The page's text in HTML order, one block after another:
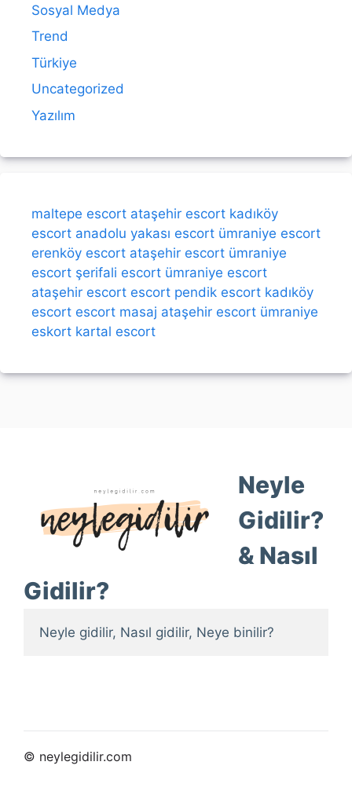
Sosyal Medya
Trend
Türkiye
Uncategorized
Yazılım
maltepe escort ataşehir escort kadıköy
escort anadolu yakası escort ümraniye escort
erenköy escort ataşehir escort ümraniye
escort şerifali escort ümraniye escort
ataşehir escort escort pendik escort kadıköy
escort escort masaj ataşehir escort ümraniye
eskort kartal escort
Neyle
Gidilir?
& Nasıl
Gidilir?
Neyle gidilir, Nasıl gidilir, Neye binilir?
© neylegidilir.com